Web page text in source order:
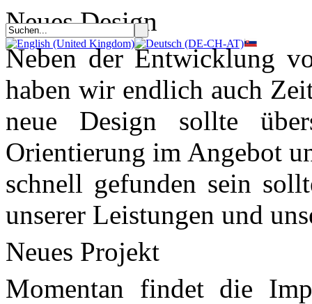
Neues Design
Neben der Entwicklung
haben wir endlich auch
neue Design sollte
Orientierung im Angebot
schnell gefunden sein
unserer Leistungen und
Neues Projekt
Momentan findet die